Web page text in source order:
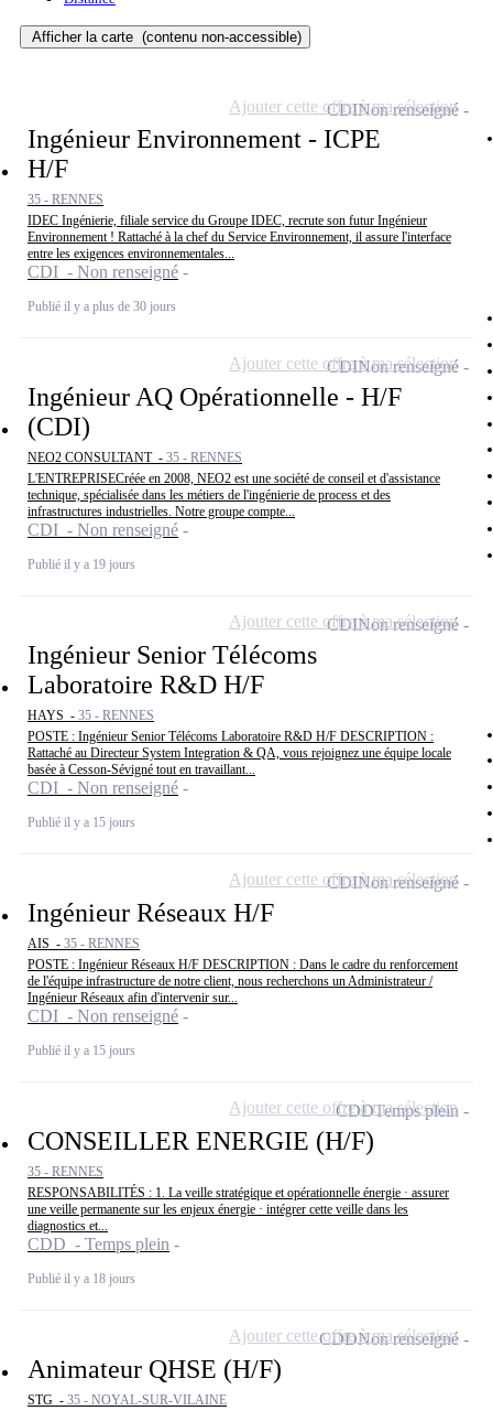
Afficher la carte (contenu non-accessible)
Ingénieur Environnement - ICPE
H/F
35 - RENNES
IDEC Ingénierie, filiale service du Groupe IDEC, recrute son futur Ingénieur
Environnement ! Rattaché à la chef du Service Environnement, il assure l'interface
entre les exigences environnementales...
CDI - Non renseigné
Publié il y a plus de 30 jours
CDINon renseigné
Ajouter cette offre à ma sélection
Ingénieur AQ Opérationnelle - H/F
(CDI)
NEO2 CONSULTANT - 35 - RENNES
L'ENTREPRISECréée en 2008, NEO2 est une société de conseil et d'assistance
technique, spécialisée dans les métiers de l'ingénierie de process et des
infrastructures industrielles. Notre groupe compte...
CDI - Non renseigné
Publié il y a 19 jours
CDINon renseigné
Ajouter cette offre à ma sélection
Ingénieur Senior Télécoms
Laboratoire R&D H/F
HAYS - 35 - RENNES
POSTE : Ingénieur Senior Télécoms Laboratoire R&D H/F DESCRIPTION :
Rattaché au Directeur System Integration & QA, vous rejoignez une équipe locale
basée à Cesson-Sévigné tout en travaillant...
CDI - Non renseigné
Publié il y a 15 jours
CDINon renseigné
Ajouter cette offre à ma sélection
Ingénieur Réseaux H/F
AIS - 35 - RENNES
POSTE : Ingénieur Réseaux H/F DESCRIPTION : Dans le cadre du renforcement
de l'équipe infrastructure de notre client, nous recherchons un Administrateur /
Ingénieur Réseaux afin d'intervenir sur...
CDI - Non renseigné
Publié il y a 15 jours
CDINon renseigné
Ajouter cette offre à ma sélection
CONSEILLER ENERGIE (H/F)
35 - RENNES
RESPONSABILITÉS : 1. La veille stratégique et opérationnelle énergie · assurer
une veille permanente sur les enjeux énergie · intégrer cette veille dans les
diagnostics et...
CDD - Temps plein
Publié il y a 18 jours
CDDTemps plein
Ajouter cette offre à ma sélection
Animateur QHSE (H/F)
STG - 35 - NOYAL-SUR-VILAINE
CDDNon renseigné
Ajouter cette offre à ma sélection